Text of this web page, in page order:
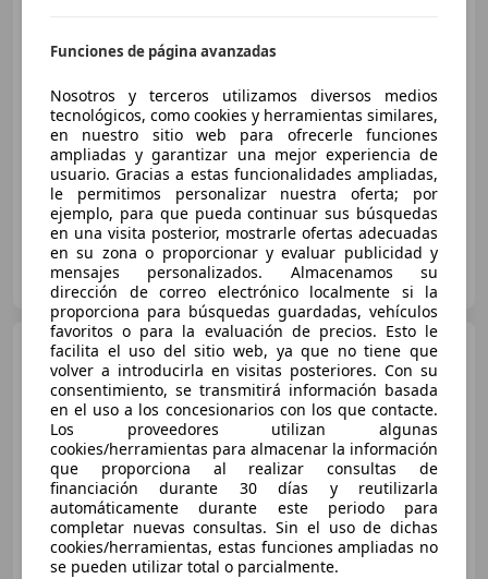
€ 11.137
Buenprecio
04/2023 39.151 km Gasolina 81 kW (110 CV)
OCASIONPLUS ZARAGOZA CA
ES-50013 SAN JOSE
Citroen C31.2 PureTech S&S
Plus 83
€ 11.947
Sincomparación
11/2023 58.392 km Gasolina 60 kW (82 CV)
Funciones de página avanzadas
Nosotros y terceros utilizamos diversos medios
tecnológicos, como cookies y herramientas similares,
en nuestro sitio web para ofrecerle funciones
ampliadas y garantizar una mejor experiencia de
usuario. Gracias a estas funcionalidades ampliadas,
le permitimos personalizar nuestra oferta; por
ejemplo, para que pueda continuar sus búsquedas
en una visita posterior, mostrarle ofertas adecuadas
en su zona o proporcionar y evaluar publicidad y
mensajes personalizados. Almacenamos su
dirección de correo electrónico localmente si la
proporciona para búsquedas guardadas, vehículos
favoritos o para la evaluación de precios. Esto le
facilita el uso del sitio web, ya que no tiene que
volver a introducirla en visitas posteriores. Con su
consentimiento, se transmitirá información basada
en el uso a los concesionarios con los que contacte.
Los proveedores utilizan algunas
cookies/herramientas para almacenar la información
que proporciona al realizar consultas de
financiación durante 30 días y reutilizarla
automáticamente durante este periodo para
completar nuevas consultas. Sin el uso de dichas
cookies/herramientas, estas funciones ampliadas no
se pueden utilizar total o parcialmente.